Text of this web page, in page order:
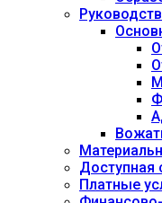
Доступная
Платные